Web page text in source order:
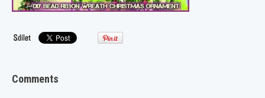
Comments